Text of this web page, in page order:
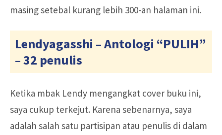
masing setebal kurang lebih 300-an halaman ini.
Lendyagasshi – Antologi “PULIH”
– 32 penulis
Ketika mbak Lendy mengangkat cover buku ini,
saya cukup terkejut. Karena sebenarnya, saya
adalah salah satu partisipan atau penulis di dalam